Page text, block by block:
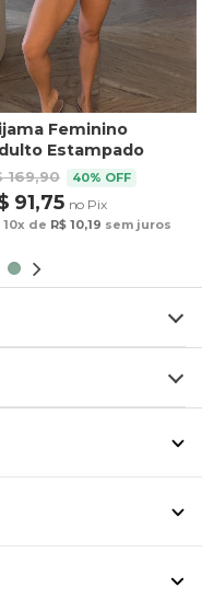
Feminino
Estampado
Tucano
Marrom
169,90 40% OFF
91,75 no Pix
10x de R$ 10,19 sem juros